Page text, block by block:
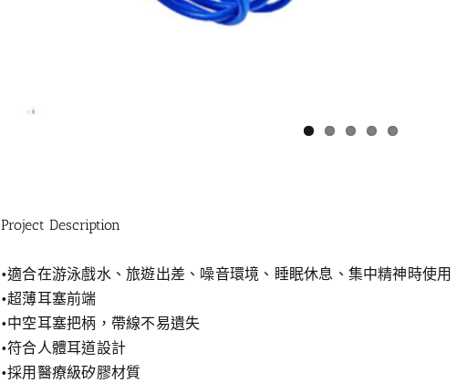
Project Description
•適合在游泳戲水、旅遊出差、噪音環境、睡眠休息、集中精神時使用
•超薄耳塞前端
•中空耳塞把柄，帶線不易遺失
•符合人體耳道設計
•採用醫療級矽膠材質